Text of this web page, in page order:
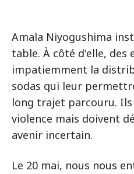
Amala Niyogushima
table. À côté d'elle,
impatiemment la
sodas qui leur
long trajet parcouru.
violence mais doivent
avenir incertain.
Le 20 mai, nous nous